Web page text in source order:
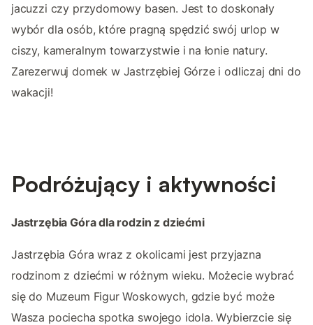
jacuzzi czy przydomowy basen. Jest to doskonały
wybór dla osób, które pragną spędzić swój urlop w
ciszy, kameralnym towarzystwie i na łonie natury.
Zarezerwuj domek w Jastrzębiej Górze i odliczaj dni do
wakacji!
Podróżujący i aktywności
Jastrzębia Góra dla rodzin z dziećmi
Jastrzębia Góra wraz z okolicami jest przyjazna
rodzinom z dziećmi w różnym wieku. Możecie wybrać
się do Muzeum Figur Woskowych, gdzie być może
Wasza pociecha spotka swojego idola. Wybierzcie się